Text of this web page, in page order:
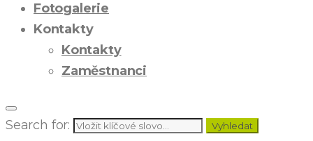
Fotogalerie
Kontakty
Kontakty
Zaměstnanci
Search for: Vyhledat